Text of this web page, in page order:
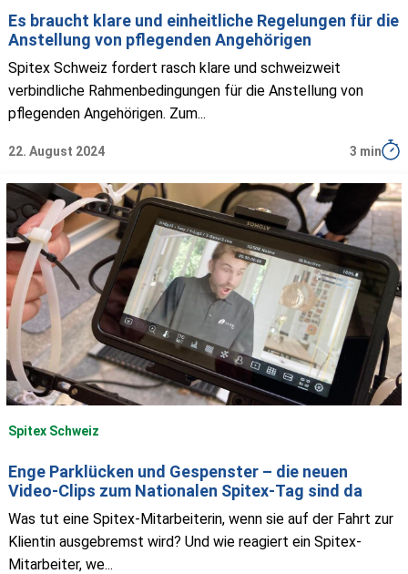
Es braucht klare und einheitliche Regelungen für die
Anstellung von pflegenden Angehörigen
Spitex Schweiz fordert rasch klare und schweizweit
verbindliche Rahmenbedingungen für die Anstellung von
pflegenden Angehörigen. Zum...
22. August 2024 3 min
Spitex Schweiz
Enge Parklücken und Gespenster – die neuen
Video-Clips zum Nationalen Spitex-Tag sind da
Was tut eine Spitex-Mitarbeiterin, wenn sie auf der Fahrt zur
Klientin ausgebremst wird? Und wie reagiert ein Spitex-
Mitarbeiter, we...